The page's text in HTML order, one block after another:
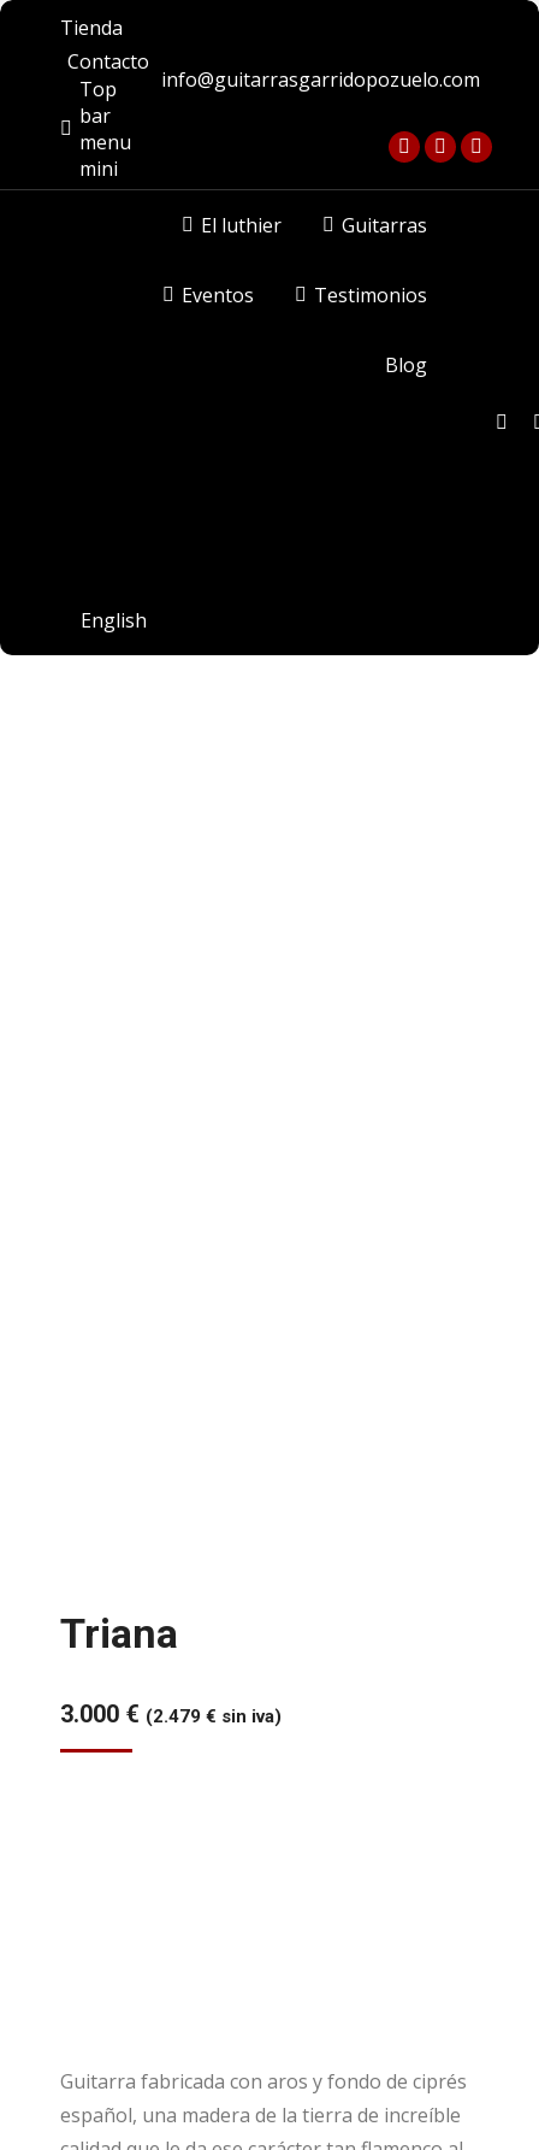
Tienda
Contacto
Top
bar
menu
mini
info@guitarrasgarridopozuelo.com
Facebook
page
opens
new
Instagram
pagepage
El luthier Guitarras
Eventos Testimonios
Blog
English
Triana
3.000 € (2.479 € sin iva)
Guitarra fabricada con aros y fondo de ciprés
español, una madera de la tierra de increíble